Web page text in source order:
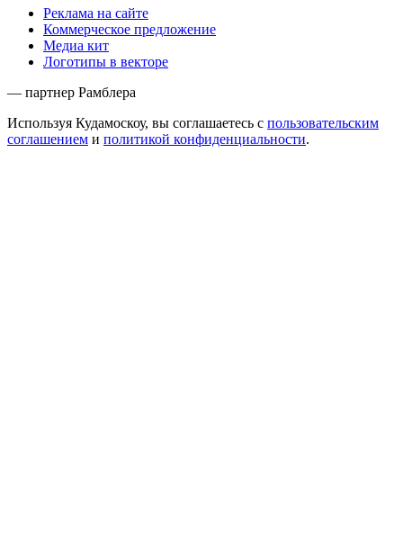
Реклама на сайте
Коммерческое предложение
Медиа кит
Логотипы в векторе
— партнер Рамблера
Используя Кудамоскоу, вы соглашаетесь с пользовательским
соглашением и политикой конфиденциальности.